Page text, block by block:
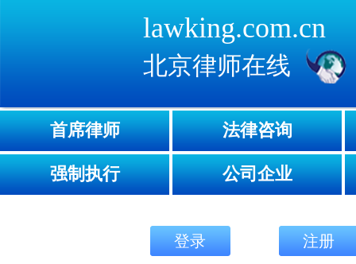
lawking.com.cn
北京律师在线
首席律师 法律咨询
强制执行 公司企业
登录 注册